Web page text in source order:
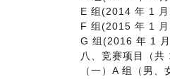
E 组(2014 年 1
F 组(2015 年 1
G 组(2016 年 1
八、竞赛项目（共
（一）A 组（男、